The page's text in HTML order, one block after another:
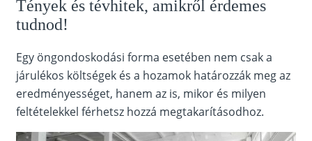
Tények és tévhitek, amikről érdemes
tudnod!
Egy öngondoskodási forma esetében nem csak a
járulékos költségek és a hozamok határozzák meg az
eredményességet, hanem az is, mikor és milyen
feltételekkel férhetsz hozzá megtakarításodhoz.